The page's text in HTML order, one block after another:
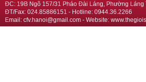
ĐC: 19B Ngõ 157/31 Pháo Đài Láng, Phường
ĐT/Fax: 024.85886151 - Hotline: 0944.36.2266
Email: cfv.hanoi@gmail.com - Website: